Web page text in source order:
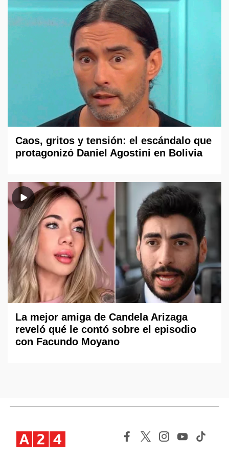
Caos, gritos y tensión: el escándalo que
protagonizó Daniel Agostini en Bolivia
La mejor amiga de Candela Arizaga
reveló qué le contó sobre el episodio
con Facundo Moyano